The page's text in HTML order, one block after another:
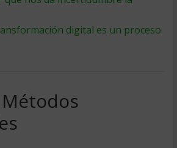
digital es un proceso